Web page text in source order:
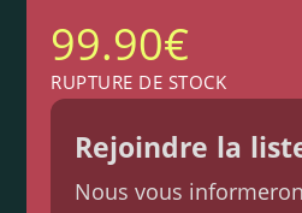
99.90€
RUPTURE DE STOCK
Rejoindre la
Nous vous